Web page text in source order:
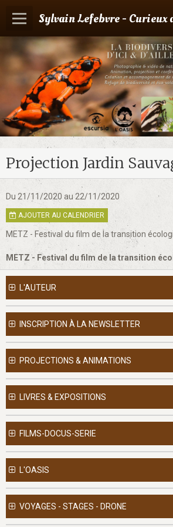
Sylvain Lefebvre - Curieux
Panier
Votre compte
Accueil
Contact
Agenda
Projection Jardin
Du 21/11/2020 au 22/11/2020
AJOUTER AU CALENDRIER
METZ - Festival du film de la transition écologi
METZ - Festival du film de la transition
L'AUTEUR
INSCRIPTION À LA NEWSLETTER
PROJECTIONS & ANIMATIONS
LIVRES & EXPOSITIONS
FILMS-DOCUS-SERIE
L'OASIS
VOYAGES - STAGES - DRONE